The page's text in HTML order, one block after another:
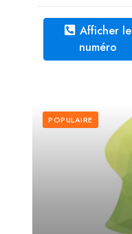
Afficher le
numéro
POPULAIRE